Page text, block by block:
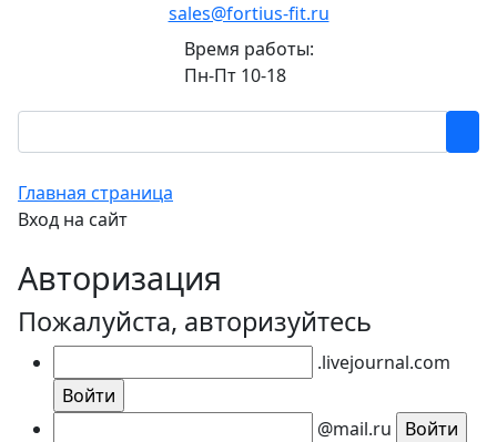
sales@fortius-fit.ru
Время работы:
Пн-Пт 10-18
Главная страница
Вход на сайт
Авторизация
Пожалуйста, авторизуйтесь
.livejournal.com
@mail.ru